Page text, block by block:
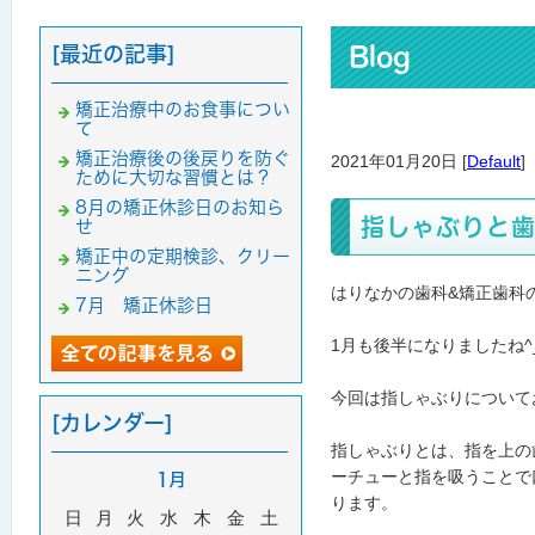
Blog
2021年01月20日 [Default]
指しゃぶりと
はりなかの歯科&矯正歯科
1月も後半になりましたね
今回は指しゃぶりについ
指しゃぶりとは、指を上
ーチューと指を吸うこと
ります。
[最近の記事]
矯正治療中のお食事につい
て
矯正治療後の後戻りを防ぐ
ために大切な習慣とは？
8月の矯正休診日のお知ら
せ
矯正中の定期検診、クリー
ニング
7月 矯正休診日
[カレンダー]
1月
日 月 火 水 木 金 土